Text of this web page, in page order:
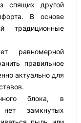
спящих другой
В основе
равномерной
правильное
актуально для
блока, в
замкнутых